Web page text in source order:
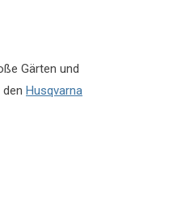
Gärten und
Husqvarna